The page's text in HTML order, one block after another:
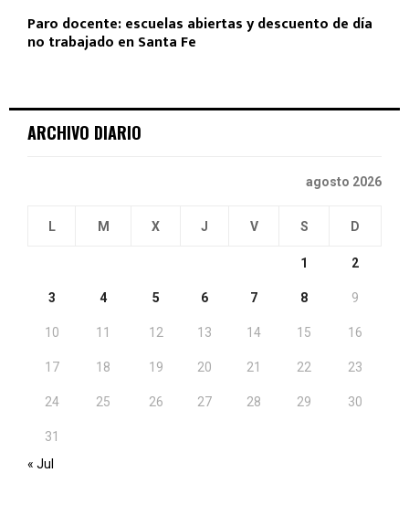
Paro docente: escuelas abiertas y descuento de día
no trabajado en Santa Fe
ARCHIVO DIARIO
agosto 2026
L M X J V S D
1 2
3 4 5 6 7 8 9
10 11 12 13 14 15 16
17 18 19 20 21 22 23
24 25 26 27 28 29 30
31
« Jul